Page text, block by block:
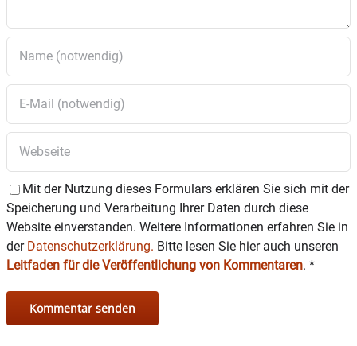
Mit der Nutzung dieses Formulars erklären Sie sich mit der
Speicherung und Verarbeitung Ihrer Daten durch diese
Website einverstanden. Weitere Informationen erfahren Sie in
der Datenschutzerklärung. Bitte lesen Sie hier auch unseren
Leitfaden für die Veröffentlichung von Kommentaren. *